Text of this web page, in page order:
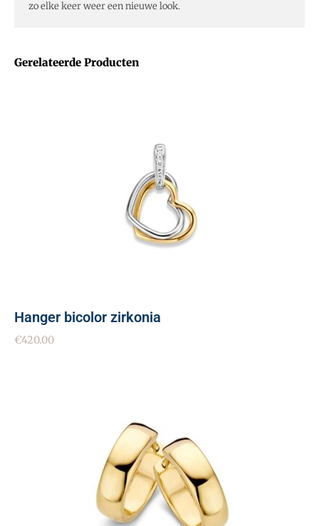
Gerelateerde Producten
Hanger bicolor zirkonia
€420.00
zo elke keer weer een nieuwe look.